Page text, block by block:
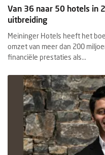
Van 36 naar 50 hotels in
uitbreiding
Meininger Hotels heeft het
omzet van meer dan 200
financiële prestaties als...